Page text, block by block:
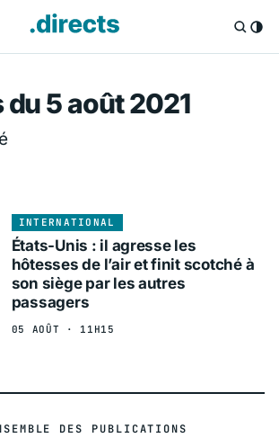
Directs.fr —
5 août 2021
INTERNATIONAL
États-Unis : il agresse les
hôtesses de l’air et finit scotché à
son siège par les autres
passagers
05 AOÛT · 11H15
DES PUBLICATIONS